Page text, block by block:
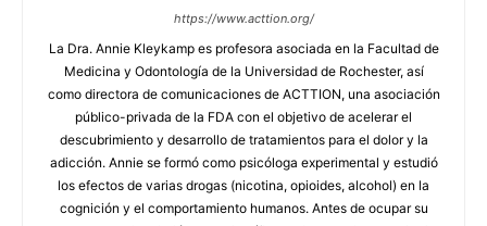
https://www.acttion.org/
La Dra. Annie Kleykamp es profesora asociada en la Facultad de
Medicina y Odontología de la Universidad de Rochester, así
como directora de comunicaciones de ACTTION, una asociación
público-privada de la FDA con el objetivo de acelerar el
descubrimiento y desarrollo de tratamientos para el dolor y la
adicción. Annie se formó como psicóloga experimental y estudió
los efectos de varias drogas (nicotina, opioides, alcohol) en la
cognición y el comportamiento humanos. Antes de ocupar su